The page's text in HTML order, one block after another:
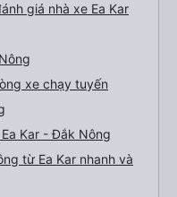
giá nhà xe Ea Kar
xe chạy tuyến
Kar - Đắk Nông
từ Ea Kar nhanh và